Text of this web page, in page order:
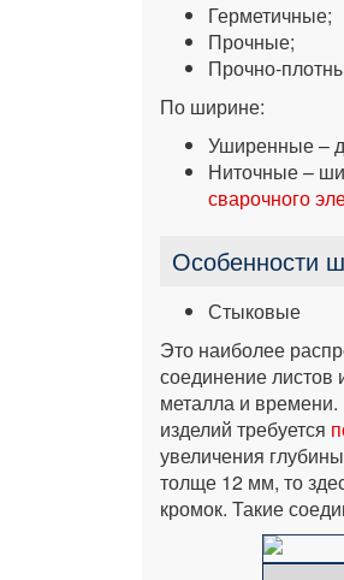
Герметичные;
Прочные;
Прочно-
По ширине:
Уширенные –
Ниточные –
сварочного
Особенности
Стыковые
Это наиболее
соединение листов
металла и времени.
изделий требуется
увеличения
толще 12 мм, то
кромок. Такие